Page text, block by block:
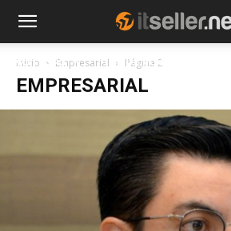
NOTICIAS TENDENCIAS
Inicio Empresarial Página 2
EMPRESARIAL